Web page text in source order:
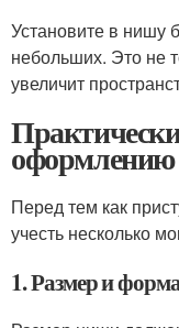
Установите в нишу
небольших. Это не
увеличит
Перед тем как
учесть несколько
1. Размер и